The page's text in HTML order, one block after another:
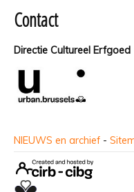
Contact
Directie Cultureel Erfgoed
NIEUWS en archief -